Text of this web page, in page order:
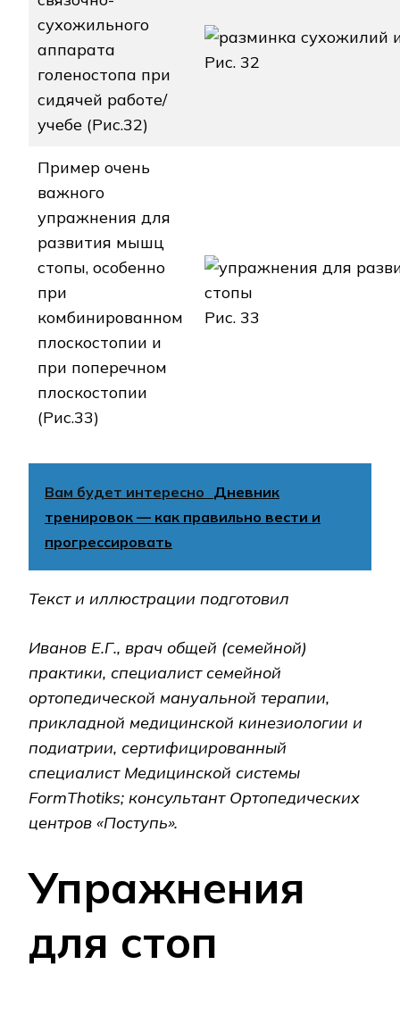
сухожильного
аппарата
голеностопа при
сидячей работе/
учебе (Рис.32)
Рис. 32
Пример очень
важного
упражнения для
развития мышц
стопы, особенно
при
комбинированном
плоскостопии и
при поперечном
плоскостопии
(Рис.33)
Рис. 33
Вам будет интересно Дневник
тренировок — как правильно вести и
прогрессировать
Текст и иллюстрации подготовил
Иванов Е.Г., врач общей (семейной)
практики, специалист семейной
ортопедической мануальной терапии,
прикладной медицинской кинезиологии и
подиатрии, сертифицированный
специалист Медицинской системы
FormThotiks; консультант Ортопедических
центров «Поступь».
Упражнения
для стоп